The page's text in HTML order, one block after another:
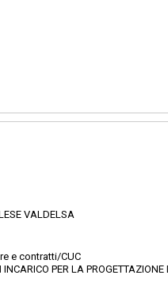
VALDELSA
e contratti/CUC
PER LA